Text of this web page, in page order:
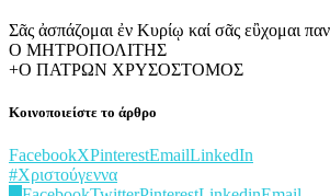
Σᾶς ἀσπάζομαι ἐν Κυρίῳ καί σᾶς εὒχομαι
Ο ΜΗΤΡΟΠΟΛΙΤΗΣ
+Ο ΠΑΤΡΩΝ ΧΡΥΣΟΣΤΟΜΟΣ
Κοινοποιείστε το άρθρο
FacebookXPinterestEmailLinkedIn
#Χριστούγεννα